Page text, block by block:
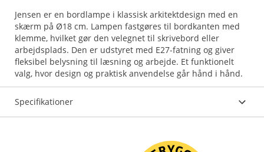
Jensen er en bordlampe i klassisk arkitektdesign med en
skærm på Ø18 cm. Lampen fastgøres til bordkanten med
klemme, hvilket gør den velegnet til skrivebord eller
arbejdsplads. Den er udstyret med E27-fatning og giver
fleksibel belysning til læsning og arbejde. Et funktionelt
valg, hvor design og praktisk anvendelse går hånd i hånd.
Specifikationer